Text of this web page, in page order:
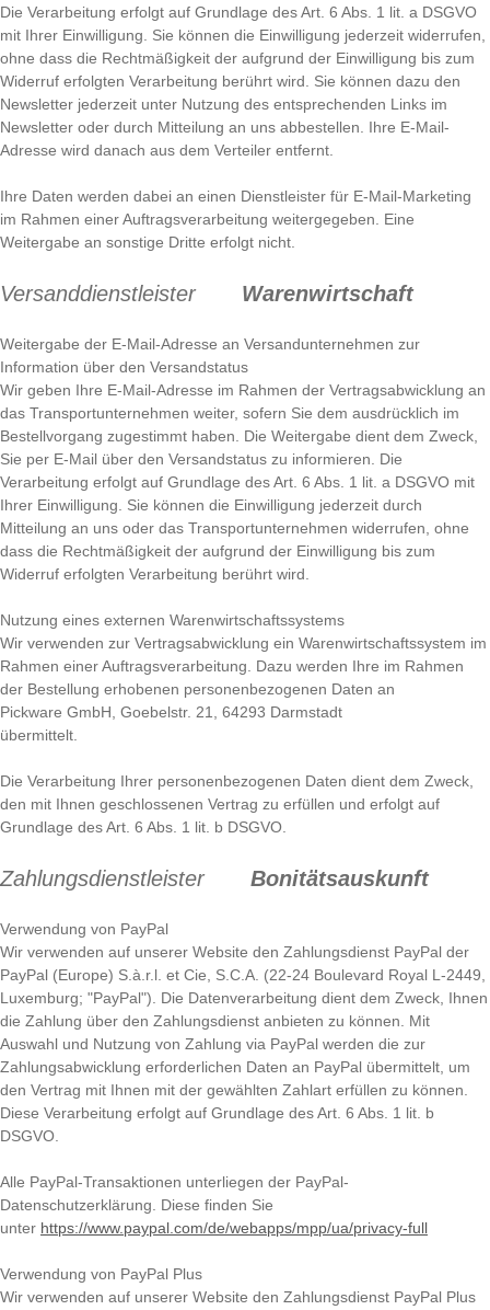
Die Verarbeitung erfolgt auf Grundlage des Art. 6 Abs. 1 lit. a DSGVO
mit Ihrer Einwilligung. Sie können die Einwilligung jederzeit widerrufen,
ohne dass die Rechtmäßigkeit der aufgrund der Einwilligung bis zum
Widerruf erfolgten Verarbeitung berührt wird. Sie können dazu den
Newsletter jederzeit unter Nutzung des entsprechenden Links im
Newsletter oder durch Mitteilung an uns abbestellen. Ihre E-Mail-
Adresse wird danach aus dem Verteiler entfernt.
Ihre Daten werden dabei an einen Dienstleister für E-Mail-Marketing
im Rahmen einer Auftragsverarbeitung weitergegeben. Eine
Weitergabe an sonstige Dritte erfolgt nicht.
Versanddienstleister Warenwirtschaft
Weitergabe der E-Mail-Adresse an Versandunternehmen zur
Information über den Versandstatus
Wir geben Ihre E-Mail-Adresse im Rahmen der Vertragsabwicklung an
das Transportunternehmen weiter, sofern Sie dem ausdrücklich im
Bestellvorgang zugestimmt haben. Die Weitergabe dient dem Zweck,
Sie per E-Mail über den Versandstatus zu informieren. Die
Verarbeitung erfolgt auf Grundlage des Art. 6 Abs. 1 lit. a DSGVO mit
Ihrer Einwilligung. Sie können die Einwilligung jederzeit durch
Mitteilung an uns oder das Transportunternehmen widerrufen, ohne
dass die Rechtmäßigkeit der aufgrund der Einwilligung bis zum
Widerruf erfolgten Verarbeitung berührt wird.
Nutzung eines externen Warenwirtschaftssystems
Wir verwenden zur Vertragsabwicklung ein Warenwirtschaftssystem im
Rahmen einer Auftragsverarbeitung. Dazu werden Ihre im Rahmen
der Bestellung erhobenen personenbezogenen Daten an
Pickware GmbH, Goebelstr. 21, 64293 Darmstadt
übermittelt.
Die Verarbeitung Ihrer personenbezogenen Daten dient dem Zweck,
den mit Ihnen geschlossenen Vertrag zu erfüllen und erfolgt auf
Grundlage des Art. 6 Abs. 1 lit. b DSGVO.
Zahlungsdienstleister Bonitätsauskunft
Verwendung von PayPal
Wir verwenden auf unserer Website den Zahlungsdienst PayPal der
PayPal (Europe) S.à.r.l. et Cie, S.C.A. (22-24 Boulevard Royal L-2449,
Luxemburg; "PayPal"). Die Datenverarbeitung dient dem Zweck, Ihnen
die Zahlung über den Zahlungsdienst anbieten zu können. Mit
Auswahl und Nutzung von Zahlung via PayPal werden die zur
Zahlungsabwicklung erforderlichen Daten an PayPal übermittelt, um
den Vertrag mit Ihnen mit der gewählten Zahlart erfüllen zu können.
Diese Verarbeitung erfolgt auf Grundlage des Art. 6 Abs. 1 lit. b
DSGVO.
Alle PayPal-Transaktionen unterliegen der PayPal-
Datenschutzerklärung. Diese finden Sie
unter https://www.paypal.com/de/webapps/mpp/ua/privacy-full
Verwendung von PayPal Plus
Wir verwenden auf unserer Website den Zahlungsdienst PayPal Plus